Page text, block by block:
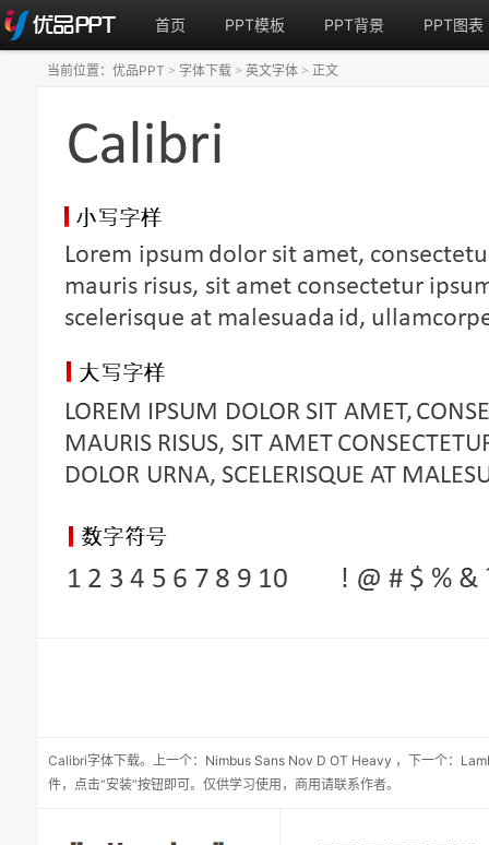
首页 PPT模板 PPT背景 PPT图表
Calibri字体下载。 上一个： Nimbus Sans Nov D OT Heavy ， 下一个：
件，点击“安装”按钮即可。仅供学习使用，商用请联系作者。
当前位置： 优品PPT > 字体下载 > 英文字体 > 正文